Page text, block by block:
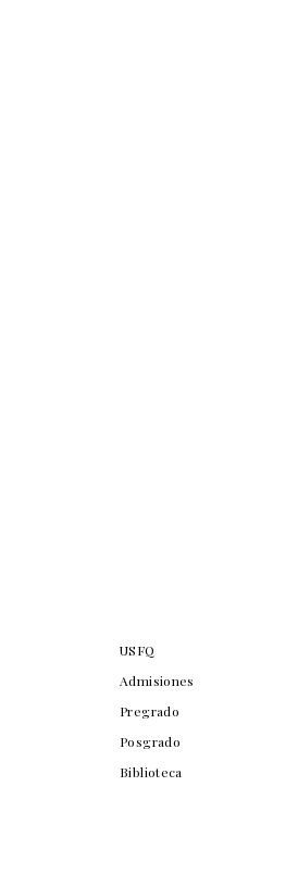
USFQ
Admisiones
Pregrado
Posgrado
Biblioteca